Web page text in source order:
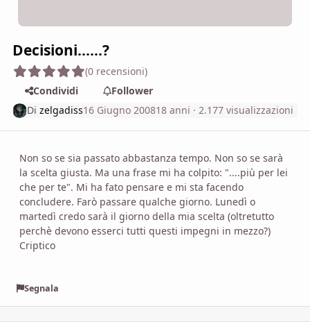
Decisioni......?
(0 recensioni)
Condividi
Follower
Dizelgadiss16 Giugno 200818 anni · 2.177 visualizzazioni
Non so se sia passato abbastanza tempo. Non so se sarà
la scelta giusta. Ma una frase mi ha colpito: "....più per lei
che per te". Mi ha fato pensare e mi sta facendo
concludere. Farò passare qualche giorno. Lunedì o
martedì credo sarà il giorno della mia scelta (oltretutto
perchè devono esserci tutti questi impegni in mezzo?)
Criptico
Segnala